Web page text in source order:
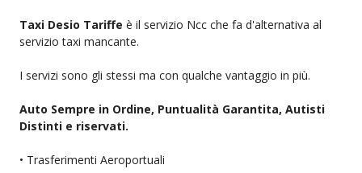
Taxi Desio Tariffe è il servizio Ncc che fa d'alternativa al
servizio taxi mancante.
I servizi sono gli stessi ma con qualche vantaggio in più.
Auto Sempre in Ordine, Puntualità Garantita, Autisti
Distinti e riservati.
• Trasferimenti Aeroportuali